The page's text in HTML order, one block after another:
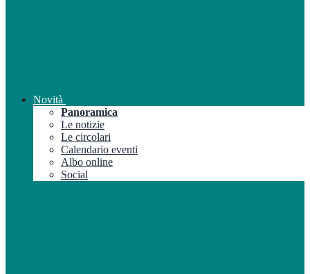
Novità
Panoramica
Le notizie
Le circolari
Calendario eventi
Albo online
Social